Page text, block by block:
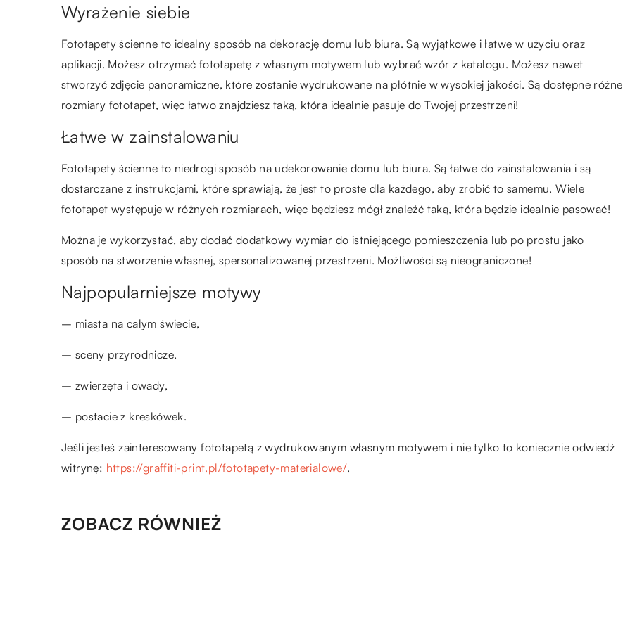
Wyrażenie siebie
Fototapety ścienne to idealny sposób na dekorację domu lub biura. Są wyjątkowe i łatwe w użyciu oraz
aplikacji. Możesz otrzymać fototapetę z własnym motywem lub wybrać wzór z katalogu. Możesz nawet
stworzyć zdjęcie panoramiczne, które zostanie wydrukowane na płótnie w wysokiej jakości. Są dostępne różne
rozmiary fototapet, więc łatwo znajdziesz taką, która idealnie pasuje do Twojej przestrzeni!
Łatwe w zainstalowaniu
Fototapety ścienne to niedrogi sposób na udekorowanie domu lub biura. Są łatwe do zainstalowania i są
dostarczane z instrukcjami, które sprawiają, że jest to proste dla każdego, aby zrobić to samemu. Wiele
fototapet występuje w różnych rozmiarach, więc będziesz mógł znaleźć taką, która będzie idealnie pasować!
Można je wykorzystać, aby dodać dodatkowy wymiar do istniejącego pomieszczenia lub po prostu jako
sposób na stworzenie własnej, spersonalizowanej przestrzeni. Możliwości są nieograniczone!
Najpopularniejsze motywy
– miasta na całym świecie,
– sceny przyrodnicze,
– zwierzęta i owady,
– postacie z kreskówek.
Jeśli jesteś zainteresowany fototapetą z wydrukowanym własnym motywem i nie tylko to koniecznie odwiedź
witrynę: https://graffiti-print.pl/fototapety-materialowe/.
ZOBACZ RÓWNIEŻ